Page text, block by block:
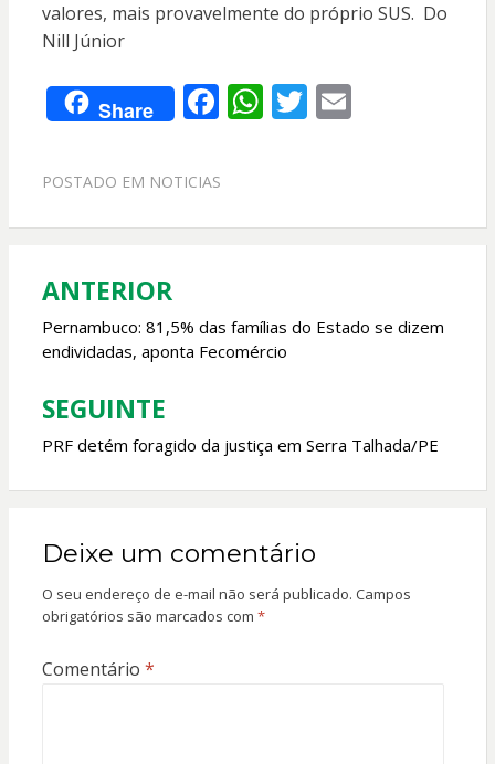
valores, mais provavelmente do próprio SUS. Do
Nill Júnior
Share F
e
o
k
W
A
p
T E
POSTADO EM NOTICIAS
Navegação
de
Post
ANTERIOR
Pernambuco: 81,5% das famílias do Estado se dizem
endividadas, aponta Fecomércio
SEGUINTE
PRF detém foragido da justiça em Serra Talhada/PE
Deixe um comentário
O seu endereço de e-mail não será publicado. Campos
obrigatórios são marcados com *
Comentário *